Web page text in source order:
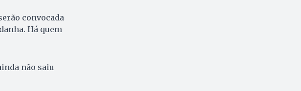
convocada
Há quem
não saiu